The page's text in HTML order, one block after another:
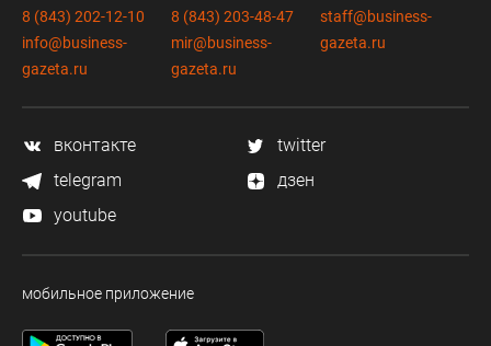
8 (843) 202-12-10
info@business-
gazeta.ru
8 (843) 203-48-47
mir@business-
gazeta.ru
staff@business-
gazeta.ru
вконтакте
twitter
telegram
дзен
youtube
мобильное приложение